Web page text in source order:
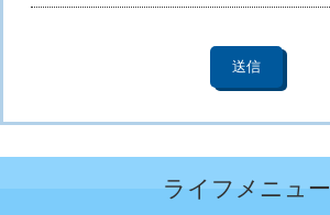
ライフメニュー